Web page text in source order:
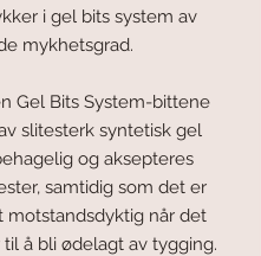
i gel bits system av
mykhetsgrad.
Gel Bits System-bittene
slitesterk syntetisk gel
og aksepteres
samtidig som det er
motstandsdyktig når det
å bli ødelagt av tygging.